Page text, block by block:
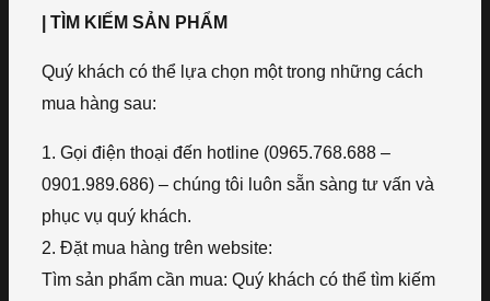
| TÌM KIẾM SẢN PHẨM
Quý khách có thể lựa chọn một trong những cách
mua hàng sau:
1. Gọi điện thoại đến hotline (0965.768.688 –
0901.989.686) – chúng tôi luôn sẵn sàng tư vấn và
phục vụ quý khách.
2. Đặt mua hàng trên website:
Tìm sản phẩm cần mua: Quý khách có thể tìm kiếm